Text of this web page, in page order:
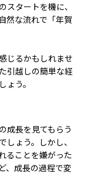
スタートを機に、
然な流れで「年賀
じるかもしれませ
引越しの簡単な経
う。
成長を見てもらう
ょう。しかし、
ることを嫌がった
、成長の過程で変